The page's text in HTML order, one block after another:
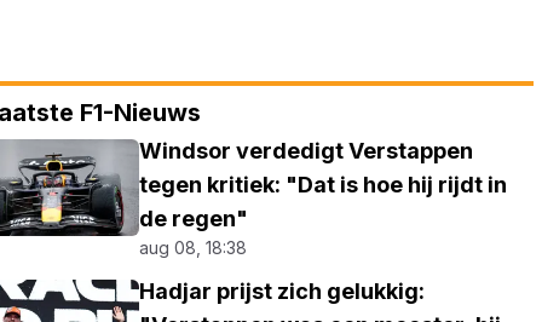
F1-Nieuws
Windsor verdedigt Verstappen
tegen kritiek: "Dat is hoe hij rijdt in
de regen"
aug 08, 18:38
Hadjar prijst zich gelukkig: